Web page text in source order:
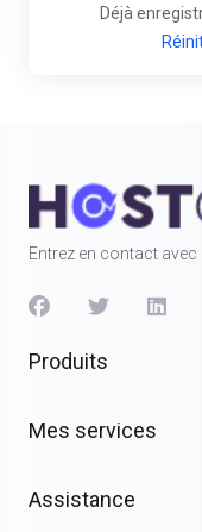
Déjà
Entrez en contact avec
Produits
Mes services
Assistance